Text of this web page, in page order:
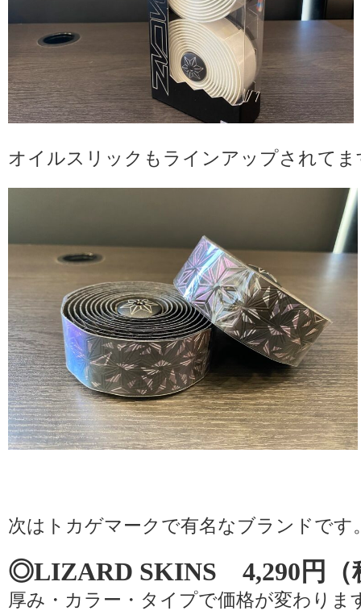
オイルスリックもラインアップされて
次はトカゲマークで有名なブランドです
◎LIZARD SKINS 4,290円（
厚み・カラー・タイプで価格が変わりま